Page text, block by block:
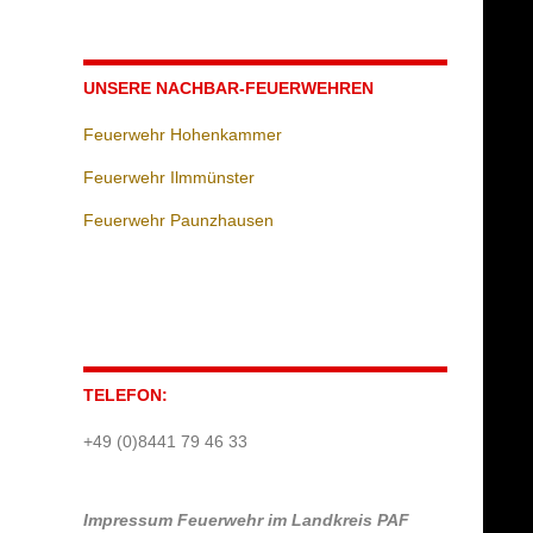
UNSERE NACHBAR-FEUERWEHREN
Feuerwehr Hohenkammer
Feuerwehr Ilmmünster
Feuerwehr Paunzhausen
TELEFON:
+49 (0)8441 79 46 33
Impressum Feuerwehr im Landkreis PAF